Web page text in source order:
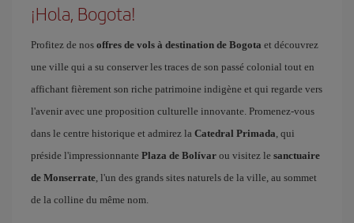
¡Hola, Bogota!
Profitez de nos offres de vols à destination de Bogota et découvrez
une ville qui a su conserver les traces de son passé colonial tout en
affichant fièrement son riche patrimoine indigène et qui regarde vers
l'avenir avec une proposition culturelle innovante. Promenez-vous
dans le centre historique et admirez la Catedral Primada, qui
préside l'impressionnante Plaza de Bolívar ou visitez le sanctuaire
de Monserrate, l'un des grands sites naturels de la ville, au sommet
de la colline du même nom.